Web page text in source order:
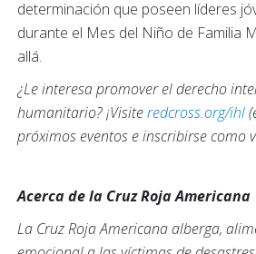
determinación que poseen líderes
durante el Mes del Niño de Familia
allá.
¿Le interesa promover el derecho
humanitario? ¡Visiteredcross.org/ihl
próximos eventos e inscribirse como
Acerca de la Cruz Roja Americana
La Cruz Roja Americana alberga,